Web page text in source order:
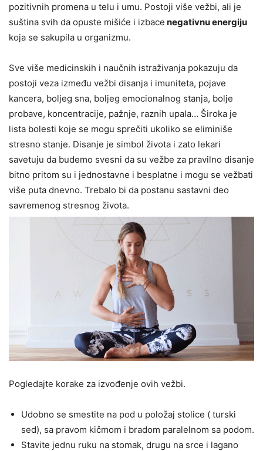
pozitivnih promena u telu i umu. Postoji više vežbi, ali je
suština svih da opuste mišiće i izbace negativnu energiju
koja se sakupila u organizmu.
Sve više medicinskih i naučnih istraživanja pokazuju da
postoji veza između vežbi disanja i imuniteta, pojave
kancera, boljeg sna, boljeg emocionalnog stanja, bolje
probave, koncentracije, pažnje, raznih upala… Široka je
lista bolesti koje se mogu sprečiti ukoliko se eliminiše
stresno stanje. Disanje je simbol života i zato lekari
savetuju da budemo svesni da su vežbe za pravilno disanje
bitno pritom su i jednostavne i besplatne i mogu se vežbati
više puta dnevno. Trebalo bi da postanu sastavni deo
savremenog stresnog života.
Pogledajte korake za izvođenje ovih vežbi.
Udobno se smestite na pod u položaj stolice ( turski
sed), sa pravom kičmom i bradom paralelnom sa podom.
Stavite jednu ruku na stomak, drugu na srce i lagano